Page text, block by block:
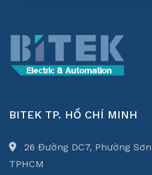
BITEK TP. HỒ CHÍ MINH
26 Đường DC7, Phường
TPHCM